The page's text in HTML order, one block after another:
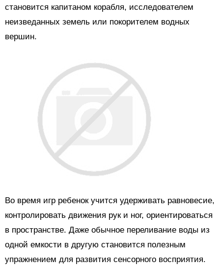
становится капитаном корабля, исследователем
неизведанных земель или покорителем водных
вершин.
Во время игр ребенок учится удерживать равновесие,
контролировать движения рук и ног, ориентироваться
в пространстве. Даже обычное переливание воды из
одной емкости в другую становится полезным
упражнением для развития сенсорного восприятия.